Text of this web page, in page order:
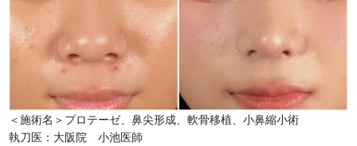
＜施術名＞プロテーゼ、鼻尖形成、軟骨移植、小鼻縮小術
執刀医：大阪院 小池医師